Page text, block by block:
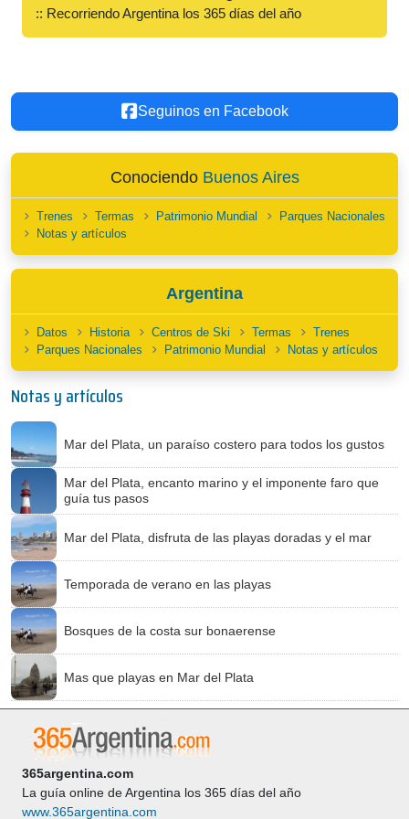
:: Recorriendo Argentina los 365 días del año
Seguinos en Facebook
Conociendo Buenos Aires
Trenes Termas Patrimonio Mundial
Parques Nacionales
Notas y artículos
Argentina
Datos Historia Centros de Ski Termas
Trenes
Parques Nacionales
Patrimonio Mundial Notas y artículos
Notas y artículos
Mar del Plata, un paraíso costero para todos los gustos
Mar del Plata, encanto marino y el imponente faro que
guía tus pasos
Mar del Plata, disfruta de las playas doradas y el mar
Temporada de verano en las playas
Bosques de la costa sur bonaerense
Mas que playas en Mar del Plata
365argentina.com
La guía online de Argentina los 365 días del año
www.365argentina.com